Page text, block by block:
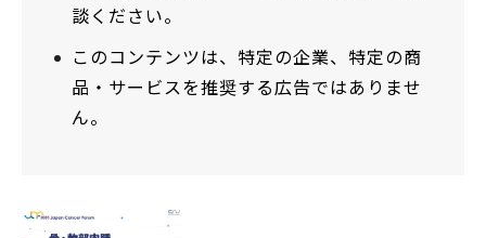
談ください。
このコンテンツは、特定の企業、特定の商
品・サービスを推奨する広告ではありませ
ん。